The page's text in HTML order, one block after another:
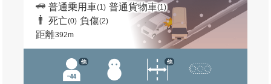
普通乗用車(1) 普通貨物車(1)
死亡(0) 負傷(2)
距離392m
他 他